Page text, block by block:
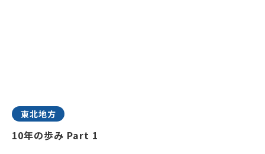
東北地方
10年の歩み Part 1